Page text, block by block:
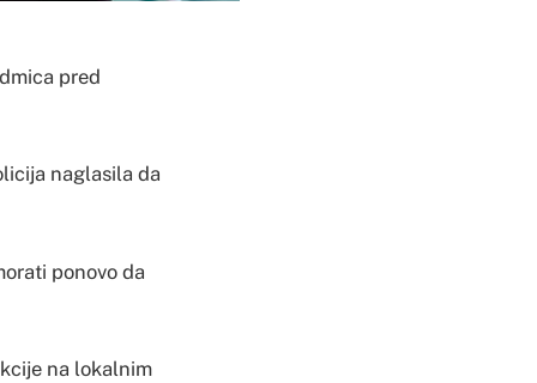
pred
naglasila da
ponovo da
na lokalnim